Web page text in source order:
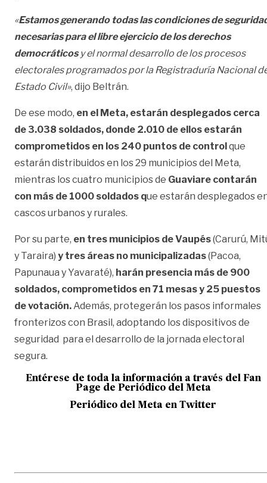
«Estamos generando todas las condiciones de
necesarias para el libre ejercicio de los derechos
democráticosy el normal desarrollo de los procesos
electorales programados por la Registraduría Nacional
Estado Civil», dijo Beltrán.
De ese modo, en el Meta, estarán desplegados cerca
de 3.038 soldados, donde 2.010 de ellos estarán
comprometidos en los 240 puntos de controlque
estarán distribuidos en los 29 municipios del Meta,
mientras los cuatro municipios de Guaviare contarán
con más de 1000 soldados que estarán desplegados
cascos urbanos y rurales.
Por su parte, en tres municipios de Vaupés(Carurú,
y Taraira) y tres áreas no municipalizadas(Pacoa,
Papunaua y Yavaraté), harán presencia más de 900
soldados, comprometidos en 71 mesas y 25 puestos
de votación. Además, protegerán los pasos informales
fronterizos con Brasil, adoptando los dispositivos de
seguridad para el desarrollo de la jornada electoral
segura.
Entérese de toda la información a través del Fan
Page de Periódico del Meta
Periódico del Meta en Twitter